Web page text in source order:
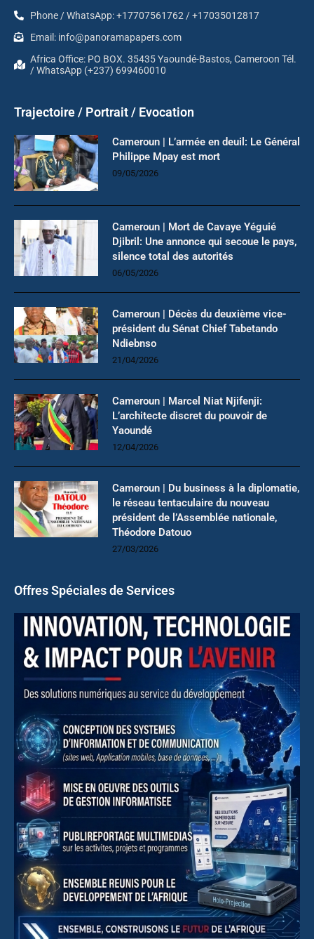
Phone / WhatsApp: +17707561762 / +17035012817
Email: info@panoramapapers.com
Africa Office: PO BOX. 35435 Yaoundé-Bastos, Cameroon Tél.
/ WhatsApp (+237) 699460010
Trajectoire / Portrait / Evocation
Cameroun | L’armée en deuil: Le Général
Philippe Mpay est mort
09/05/2026
Cameroun | Mort de Cavaye Yéguié
Djibril: Une annonce qui secoue le pays,
silence total des autorités
06/05/2026
Cameroun | Décès du deuxième vice-
président du Sénat Chief Tabetando
Ndiebnso
21/04/2026
Cameroun | Marcel Niat Njifenji:
L’architecte discret du pouvoir de
Yaoundé
12/04/2026
Cameroun | Du business à la diplomatie,
le réseau tentaculaire du nouveau
président de l’Assemblée nationale,
Théodore Datouo
27/03/2026
Offres Spéciales de Services